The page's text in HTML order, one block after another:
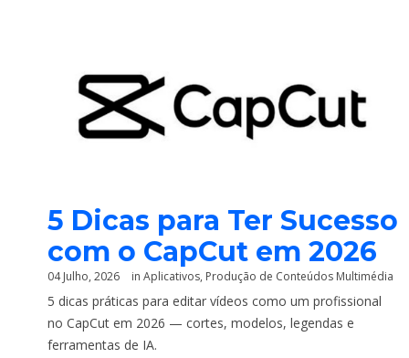
5 Dicas para Ter Sucesso
com o CapCut em 2026
04 Julho, 2026 in Aplicativos, Produção de Conteúdos Multimédia
5 dicas práticas para editar vídeos como um profissional
no CapCut em 2026 — cortes, modelos, legendas e
ferramentas de IA.